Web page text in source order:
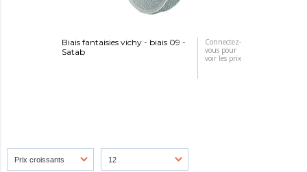
Biais fantaisies vichy - biais 09 -
Satab
Connectez-
vous pour
voir les prix